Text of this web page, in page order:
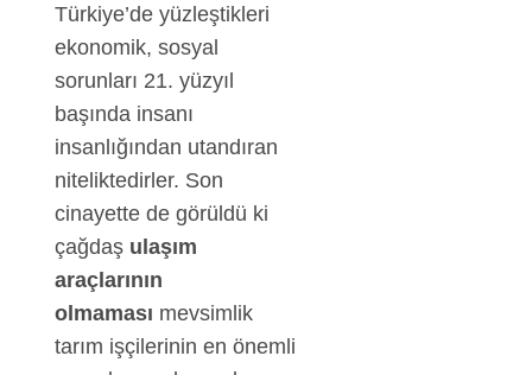
Türkiye’de yüzleştikleri
ekonomik, sosyal
sorunları 21. yüzyıl
başında insanı
insanlığından utandıran
niteliktedirler. Son
cinayette de görüldü ki
çağdaş ula­şım
araçlarının
olmaması mevsimlik
tarım işçilerinin en önemli